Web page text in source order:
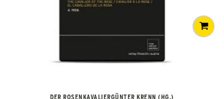
DER ROSENKAVALIERGÜNTER KRENN (HG.)